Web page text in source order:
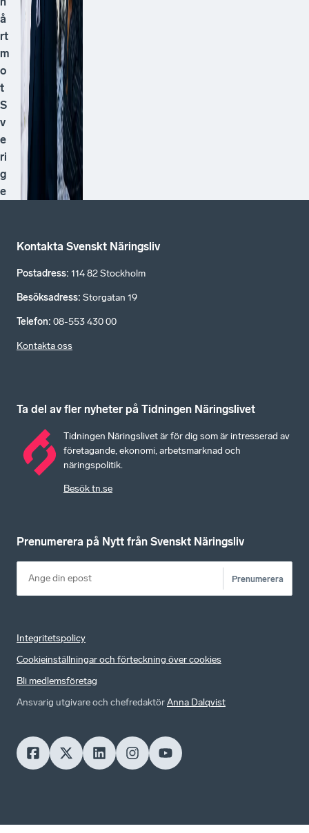
å
rt
m
o
t
S
v
e
ri
g
e
Kontakta Svenskt Näringsliv
Postadress: 114 82 Stockholm
Besöksadress: Storgatan 19
Telefon: 08-553 430 00
Kontakta oss
Ta del av fler nyheter på Tidningen Näringslivet
Tidningen Näringslivet är för dig som är intresserad av
företagande, ekonomi, arbetsmarknad och
näringspolitik.
Besök tn.se
Prenumerera på Nytt från Svenskt Näringsliv
Prenumerera
Integritetspolicy
Cookieinställningar och förteckning över cookies
Bli medlemsföretag
Ansvarig utgivare och chefredaktörAnna Dalqvist